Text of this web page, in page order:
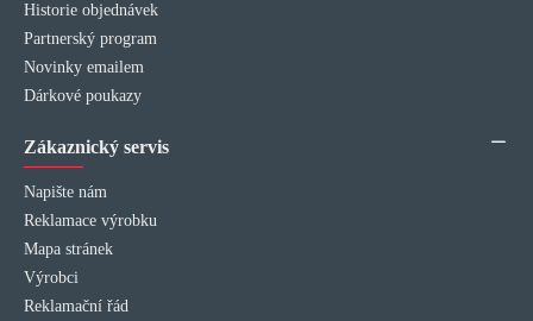
Historie objednávek
Partnerský program
Novinky emailem
Dárkové poukazy
Zákaznický servis
Napište nám
Reklamace výrobku
Mapa stránek
Výrobci
Reklamační řád